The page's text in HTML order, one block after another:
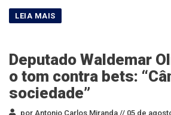
Deputado Waldemar
o tom contra bets:
sociedade”
por Antonio Carlos Miranda // 05 de